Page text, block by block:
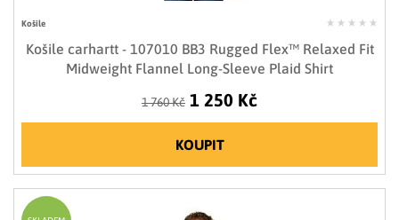
Košile
Košile carhartt - 107010 BB3 Rugged Flex™ Relaxed Fit
Midweight Flannel Long-Sleeve Plaid Shirt
1 760 Kč 1 250 Kč
KOUPIT